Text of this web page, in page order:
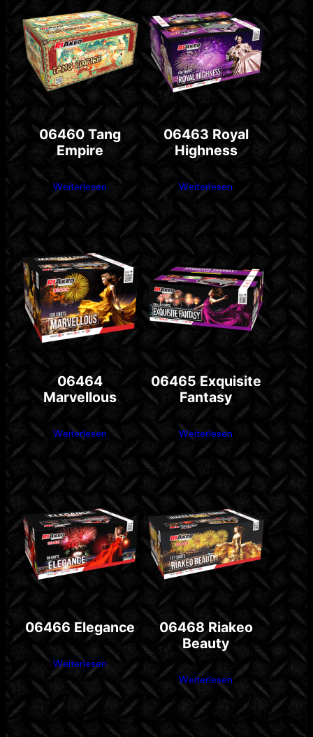
06460 Tang
Empire
Weiterlesen
06463 Royal
Highness
Weiterlesen
06464
Marvellous
Weiterlesen
06465 Exquisite
Fantasy
Weiterlesen
06466 Elegance
Weiterlesen
06468 Riakeo
Beauty
Weiterlesen